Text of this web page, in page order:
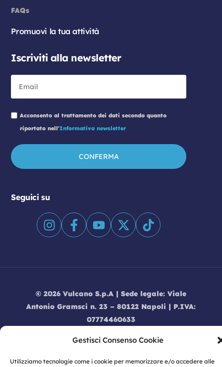
Gestisci Consenso Cookie
Utilizziamo tecnologie come i cookie per memorizzare e/o accedere alle
FAQs
Promuovi la tua attività
Iscriviti alla newsletter
Acconsento al trattamento dei dati secondo quanto
riportato nell'Informativa newsletter
Seguici su
© 2026 Vulcano S.p.A | Sede legale: Viale
Antonio Gramsci n. 23 – 80122 Napoli | P.IVA:
07774460633
Informativa dati Social Media|Modello
Organizzativo 231| Codice Etico|Informativa